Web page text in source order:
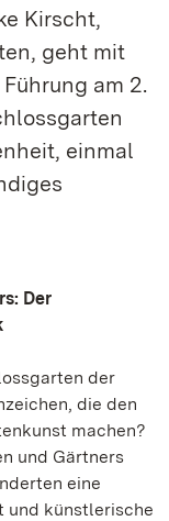
Kirscht,
geht mit
am 2.
einmal
Der
der
die den
machen?
und Gärtners
eine
und künstlerische